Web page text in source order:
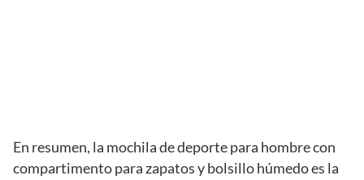
En resumen, la mochila de deporte para hombre con
compartimento para zapatos y bolsillo húmedo es la